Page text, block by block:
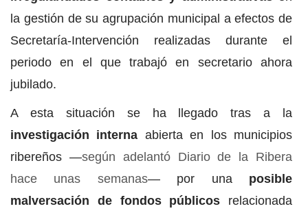
la gestión de su agrupación municipal a efectos de
Secretaría-Intervención realizadas durante el
periodo en el que trabajó en secretario ahora
jubilado.
A esta situación se ha llegado tras a la
investigación interna abierta en los municipios
ribereños —según adelantó Diario de la Ribera
hace unas semanas— por una posible
malversación de fondos públicos relacionada